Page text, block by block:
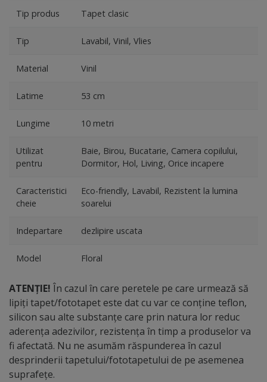
Tip produs Tapet clasic
Tip Lavabil, Vinil, Vlies
Material Vinil
Latime 53 cm
Lungime 10 metri
Utilizat
pentru
Baie, Birou, Bucatarie, Camera copilului,
Dormitor, Hol, Living, Orice incapere
Caracteristici
cheie
Eco-friendly, Lavabil, Rezistent la lumina
soarelui
Indepartare dezlipire uscata
Model Floral
ATENȚIE! În cazul în care peretele pe care urmează să
lipiți tapet/fototapet este dat cu var ce conține teflon,
silicon sau alte substanțe care prin natura lor reduc
aderența adezivilor, rezistența în timp a produselor va
fi afectată. Nu ne asumăm răspunderea în cazul
desprinderii tapetului/fototapetului de pe asemenea
suprafețe.